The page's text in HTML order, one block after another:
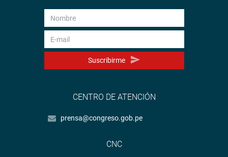
Suscribirme
CENTRO DE ATENCIÓN
prensa@congreso.gob.pe
CNC